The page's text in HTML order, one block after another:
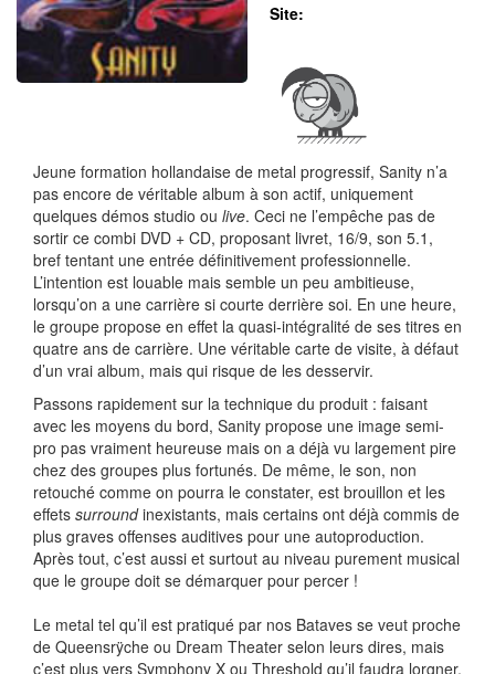
Site:
Jeune formation hollandaise de metal progressif, Sanity n’a
pas encore de véritable album à son actif, uniquement
quelques démos studio ou live. Ceci ne l’empêche pas de
sortir ce combi DVD + CD, proposant livret, 16/9, son 5.1,
bref tentant une entrée définitivement professionnelle.
L’intention est louable mais semble un peu ambitieuse,
lorsqu’on a une carrière si courte derrière soi. En une heure,
le groupe propose en effet la quasi-intégralité de ses titres en
quatre ans de carrière. Une véritable carte de visite, à défaut
d’un vrai album, mais qui risque de les desservir.
Passons rapidement sur la technique du produit : faisant
avec les moyens du bord, Sanity propose une image semi-
pro pas vraiment heureuse mais on a déjà vu largement pire
chez des groupes plus fortunés. De même, le son, non
retouché comme on pourra le constater, est brouillon et les
effets surroundinexistants, mais certains ont déjà commis de
plus graves offenses auditives pour une autoproduction.
Après tout, c’est aussi et surtout au niveau purement musical
que le groupe doit se démarquer pour percer !
Le metal tel qu’il est pratiqué par nos Bataves se veut proche
de Queensrÿche ou Dream Theater selon leurs dires, mais
c’est plus vers Symphony X ou Threshold qu’il faudra lorgner,